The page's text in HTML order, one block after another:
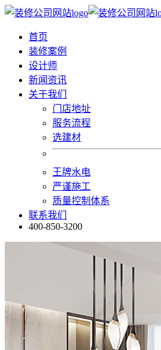
首页
装修案例
设计师
新闻资讯
关于我们
门店地址
服务流程
选建材
王牌水电
严谨施工
质量控制体系
联系我们
400-850-3200